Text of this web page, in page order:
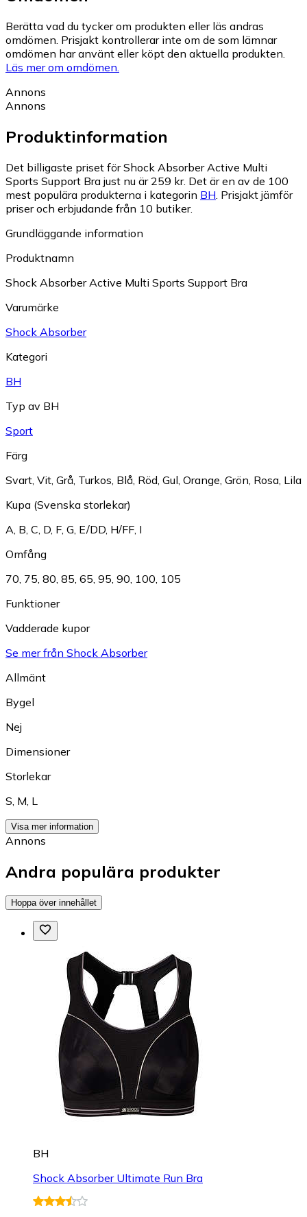
Berätta vad du tycker om produkten eller läs andras
omdömen. Prisjakt kontrollerar inte om de som lämnar
omdömen har använt eller köpt den aktuella produkten.
Läs mer om omdömen.
Annons
Annons
Produktinformation
Det billigaste priset för Shock Absorber Active Multi
Sports Support Bra just nu är 259 kr. Det är en av de 100
mest populära produkterna i kategorin BH Prisjakt jämför
priser och erbjudande från 10 butiker.
Grundläggande information
Produktnamn
Shock Absorber Active Multi Sports Support Bra
Varumärke
Shock Absorber
Kategori
BH
Typ av BH
Sport
Färg
Svart Vit Grå Turkos Blå Röd Gul Orange Grön Rosa Lila
Kupa (Svenska storlekar)
A B C D F G E/DD H/FF I
Omfång
70 75 80 85 65 95 90 100 105
Funktioner
Vadderade kupor
Se mer från Shock Absorber
Allmänt
Bygel
Nej
Dimensioner
Storlekar
S M L
Visa mer information
Annons
Andra populära produkter
Hoppa över innehållet
BH
Shock Absorber Ultimate Run Bra